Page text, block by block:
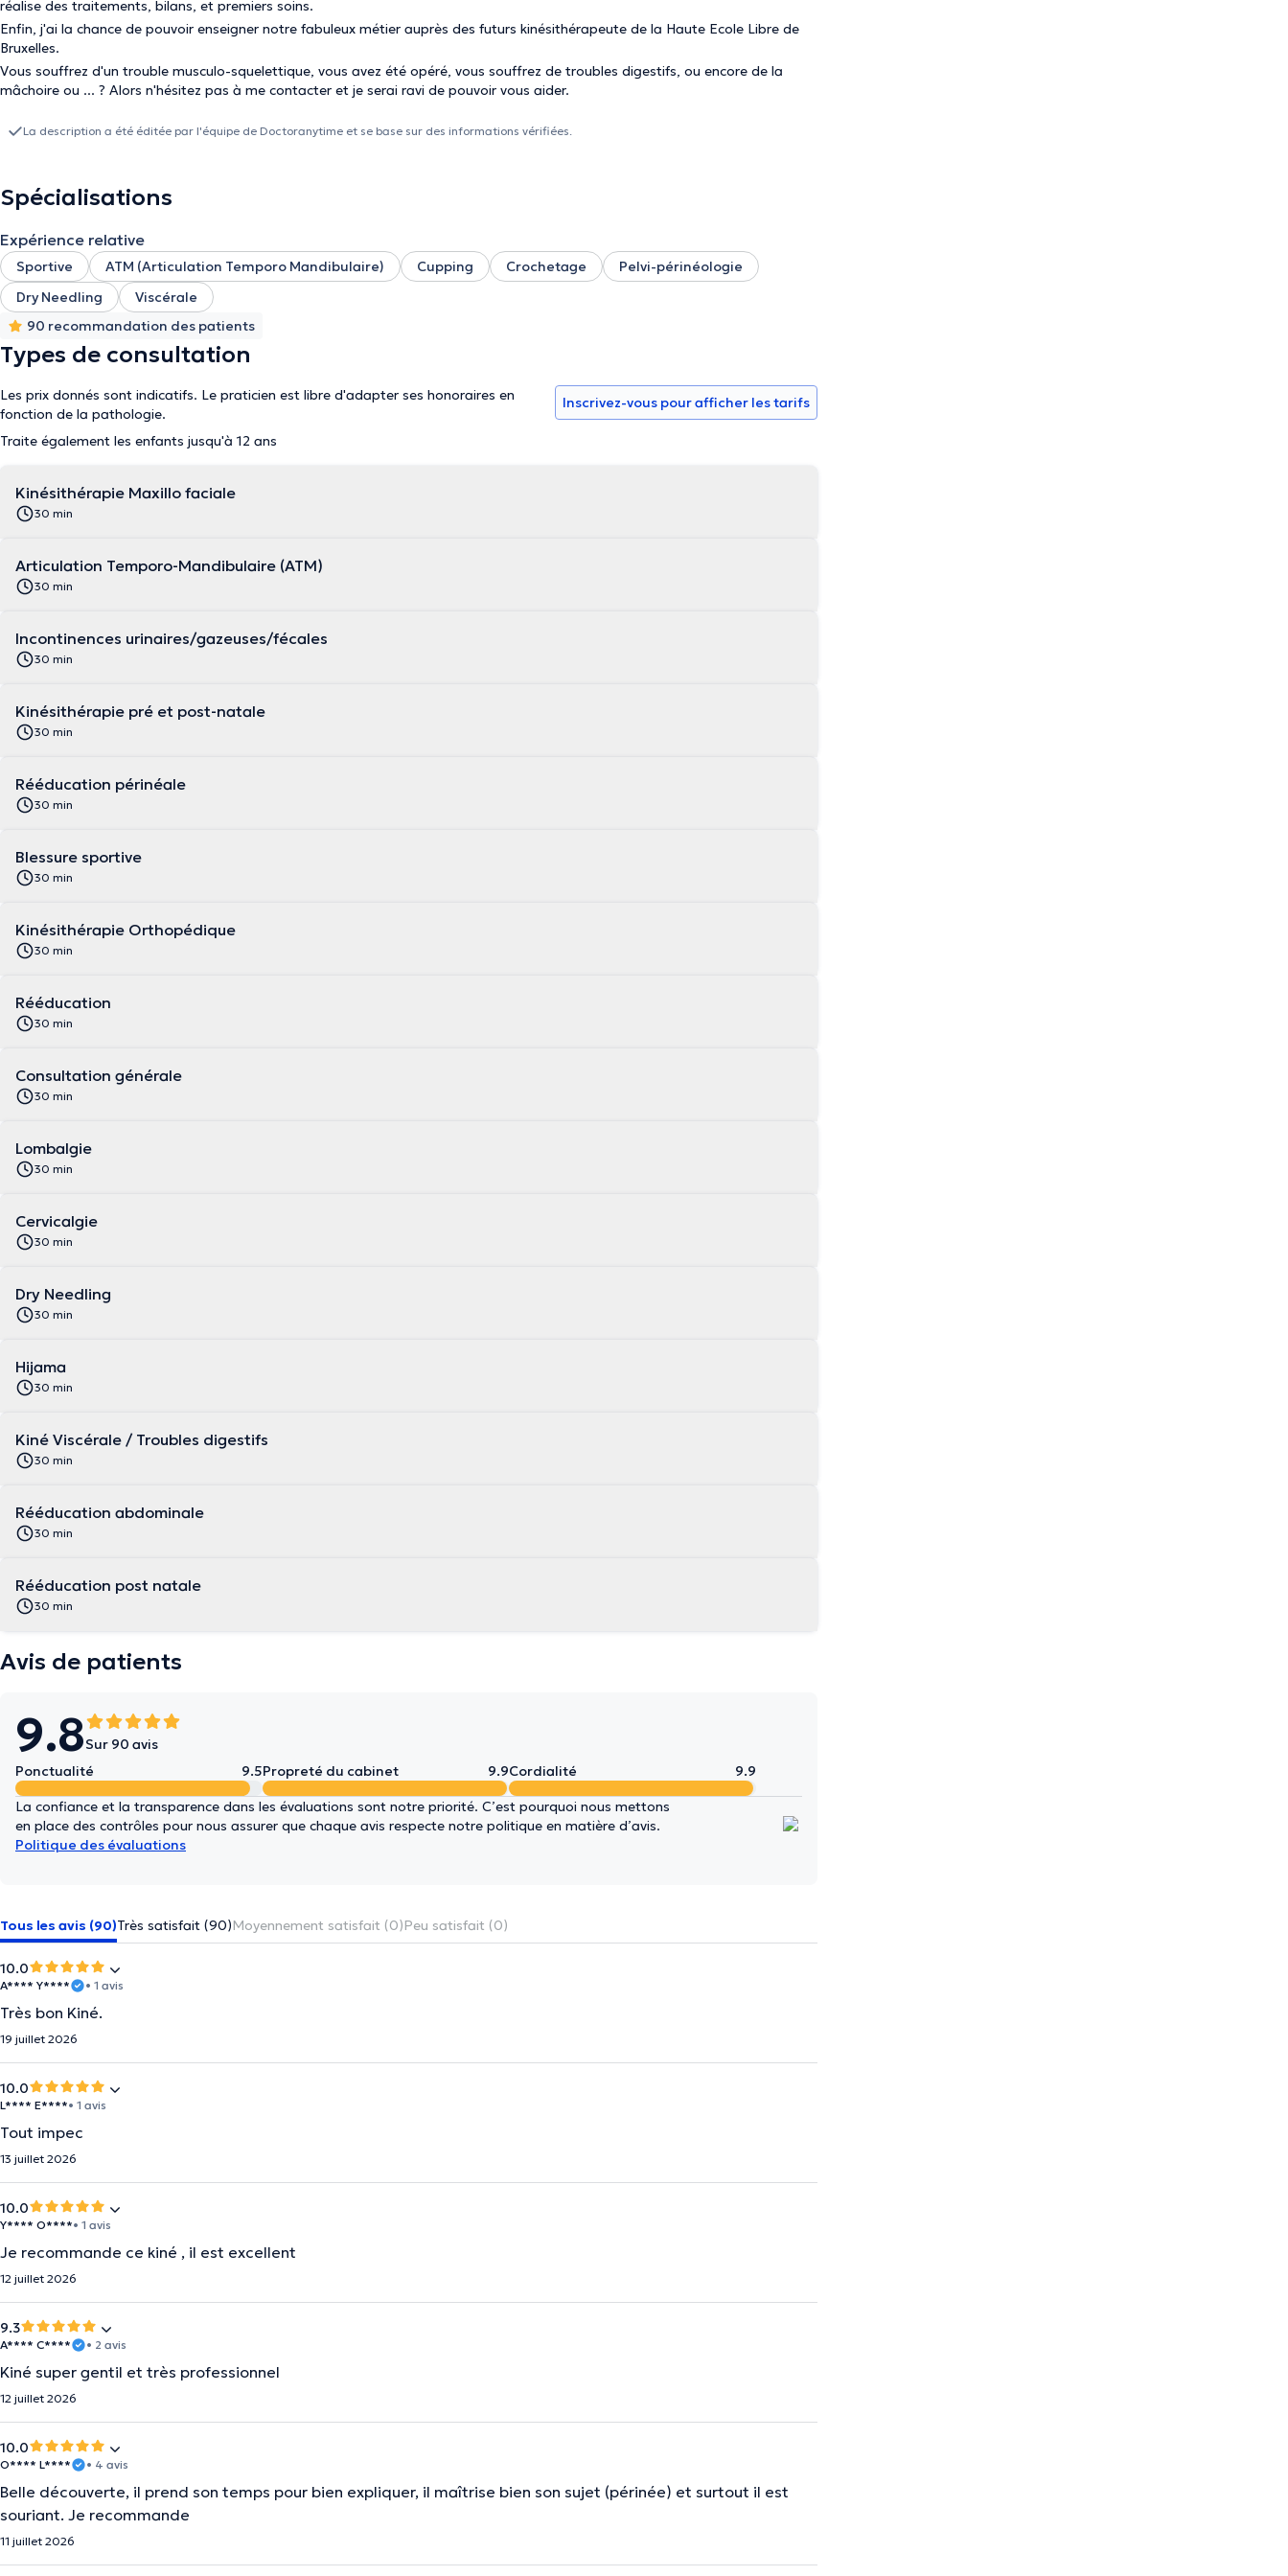
réalise des traitements, bilans, et premiers soins.
Enfin, j'ai la chance de pouvoir enseigner notre fabuleux métier auprès des futurs kinésithérapeute de la Haute Ecole Libre de
Bruxelles.
Vous souffrez d'un trouble musculo-squelettique, vous avez été opéré, vous souffrez de troubles digestifs, ou encore de la
mâchoire ou ... ? Alors n'hésitez pas à me contacter et je serai ravi de pouvoir vous aider.
La description a été éditée par l'équipe de Doctoranytime et se base sur des informations vérifiées.
Spécialisations
Expérience relative
Sportive ATM (Articulation Temporo Mandibulaire) Cupping Crochetage
Pelvi-périnéologie
Dry Needling
Viscérale
90 recommandation des patients
Types de consultation
Les prix donnés sont indicatifs. Le praticien est libre d'adapter ses honoraires en
fonction de la pathologie.
Traite également les enfants jusqu'à 12 ans
Inscrivez-vous pour afficher les tarifs
Kinésithérapie Maxillo faciale
30 min
Articulation Temporo-Mandibulaire (ATM)
30 min
Incontinences urinaires/gazeuses/fécales
30 min
Kinésithérapie pré et post-natale
30 min
Rééducation périnéale
30 min
Blessure sportive
30 min
Kinésithérapie Orthopédique
30 min
Rééducation
30 min
Consultation générale
30 min
Lombalgie
30 min
Cervicalgie
30 min
Dry Needling
30 min
Hijama
30 min
Kiné Viscérale / Troubles digestifs
30 min
Rééducation abdominale
30 min
Rééducation post natale
30 min
Avis de patients
9.8Sur 90 avis
Ponctualité
9.5Propreté du cabinet 9.9Cordialité 9.9
La confiance et la transparence dans les évaluations sont notre priorité. C’est pourquoi nous mettons
en place des contrôles pour nous assurer que chaque avis respecte notre politique en matière d’avis.
Politique des évaluations
Tous les avis (90)Très satisfait (90)Moyennement satisfait (0)Peu satisfait (0)
10.0
A**** Y**** • 1 avis
Très bon Kiné.
19 juillet 2026
10.0
L**** E****• 1 avis
Tout impec
13 juillet 2026
10.0
Y**** O****• 1 avis
Je recommande ce kiné , il est excellent
12 juillet 2026
9.3
A**** C**** • 2 avis
Kiné super gentil et très professionnel
12 juillet 2026
10.0
O**** L**** • 4 avis
Belle découverte, il prend son temps pour bien expliquer, il maîtrise bien son sujet (périnée) et surtout il est
souriant. Je recommande
11 juillet 2026